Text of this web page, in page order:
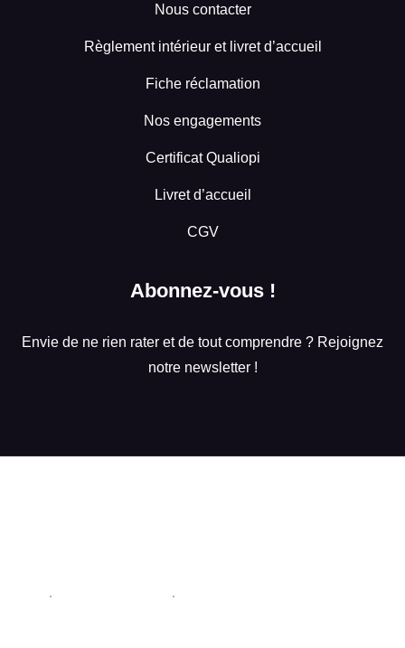
Nous contacter
Règlement intérieur et livret d’accueil
Fiche réclamation
Nos engagements
Certificat Qualiopi
Livret d’accueil
CGV
Abonnez-vous !
Envie de ne rien rater et de tout comprendre ? Rejoignez
notre newsletter !